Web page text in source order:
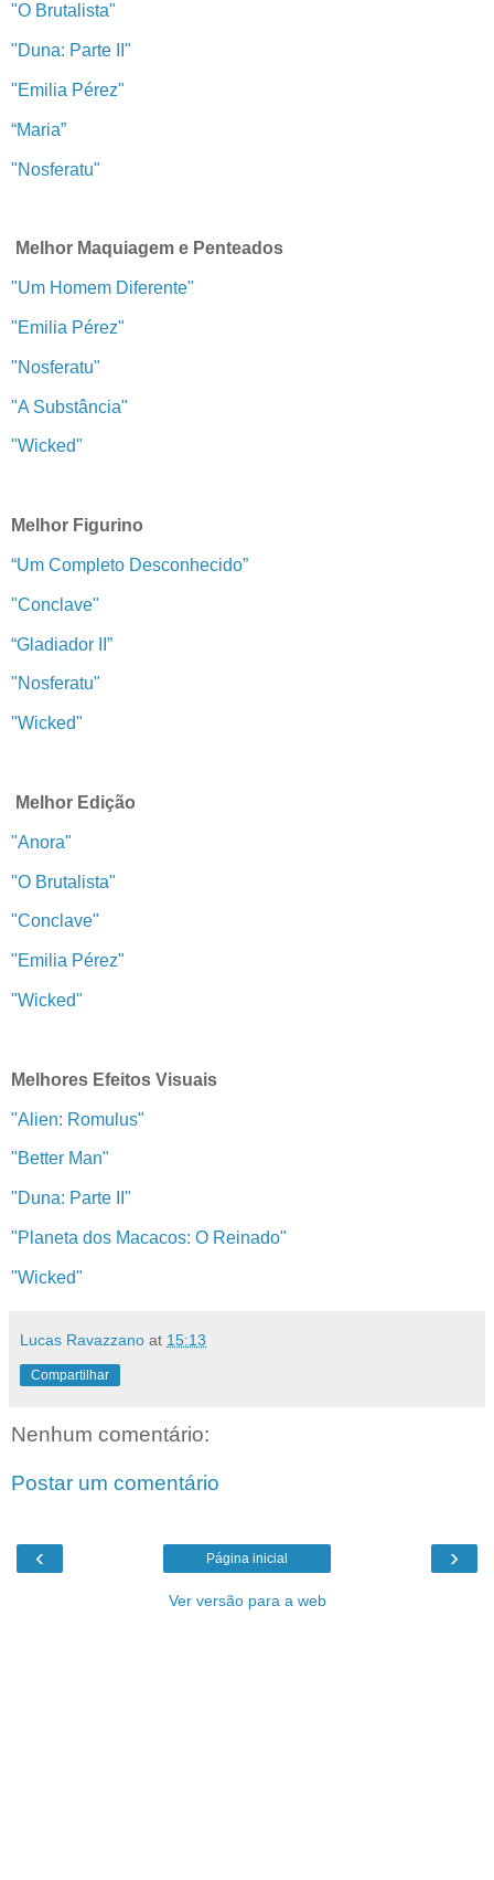
"O Brutalista"
"Duna: Parte II"
"Emilia Pérez"
“Maria”
"Nosferatu"
Melhor Maquiagem e Penteados
"Um Homem Diferente"
"Emilia Pérez"
"Nosferatu"
"A Substância"
"Wicked"
Melhor Figurino
“Um Completo Desconhecido”
"Conclave"
“Gladiador II”
"Nosferatu"
"Wicked"
Melhor Edição
"Anora"
"O Brutalista"
"Conclave"
"Emilia Pérez"
"Wicked"
Melhores Efeitos Visuais
"Alien: Romulus"
"Better Man"
"Duna: Parte II"
"Planeta dos Macacos: O Reinado"
"Wicked"
Lucas Ravazzano at 15:13
Compartilhar
Nenhum comentário:
Postar um comentário
‹ ›
Página inicial
Ver versão para a web